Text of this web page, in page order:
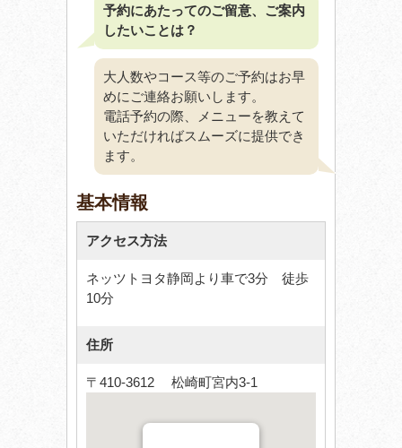
予約にあたってのご留意、ご案内
したいことは？
大人数やコース等のご予約はお早
めにご連絡お願いします。
電話予約の際、メニューを教えて
いただければスムーズに提供でき
ます。
基本情報
アクセス方法
ネッツトヨタ静岡より車で3分 徒歩
10分
住所
〒410-3612 松崎町宮内3-1